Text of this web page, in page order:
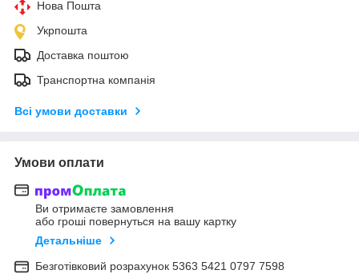
Нова Пошта
Укрпошта
Доставка поштою
Транспортна компанія
Всі умови доставки
Умови оплати
Ви отримаєте замовлення
або гроші повернуться на вашу картку
Детальніше
Безготівковий розрахунок 5363 5421 0797 7598